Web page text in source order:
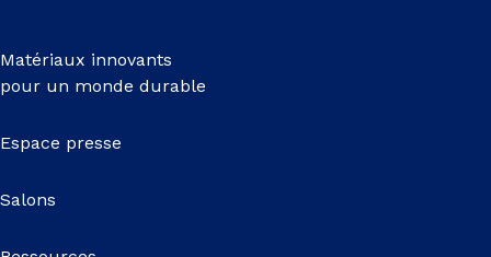
Matériaux innovants
pour un monde durable
Espace presse
Salons